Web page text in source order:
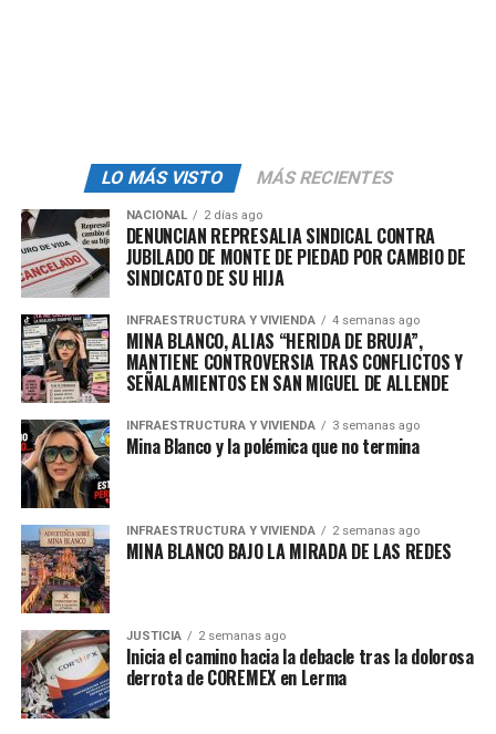
de cambiar de postura, entre otros elementos.
Tipo de silla sí, tiempo de
reposo no
La Secretaría del Trabajo no definió en las disposiciones
unestándar de tiempo o frecuencia para los descansos
que estableció la Ley Silla, aunque sí reitera la creación
de programas de pausas activas como medida para la
prevención de riesgos.
Por otra parte, la dependencia indica que
deben otorgarse considerando, además del nivel de
riesgo, estas
características:
Respaldo
fatiga muscular.
Altura del asiento: Permitir que los pies de la
persona toquen el suelo sin que haya tensión en
las piernas o en la espalda.
LO MÁS VISTO MÁS RECIENTES
NACIONAL 2 días ago
DENUNCIAN REPRESALIA SINDICAL CONTRA
JUBILADO DE MONTE DE PIEDAD POR CAMBIO DE
SINDICATO DE SU HIJA
INFRAESTRUCTURA Y VIVIENDA 4 semanas ago
MINA BLANCO, ALIAS “HERIDA DE BRUJA”,
MANTIENE CONTROVERSIA TRAS CONFLICTOS Y
SEÑALAMIENTOS EN SAN MIGUEL DE ALLENDE
INFRAESTRUCTURA Y VIVIENDA 3 semanas ago
Mina Blanco y la polémica que no termina
INFRAESTRUCTURA Y VIVIENDA 2 semanas ago
MINA BLANCO BAJO LA MIRADA DE LAS REDES
JUSTICIA 2 semanas ago
Inicia el camino hacia la debacle tras la dolorosa
derrota de COREMEX en Lerma